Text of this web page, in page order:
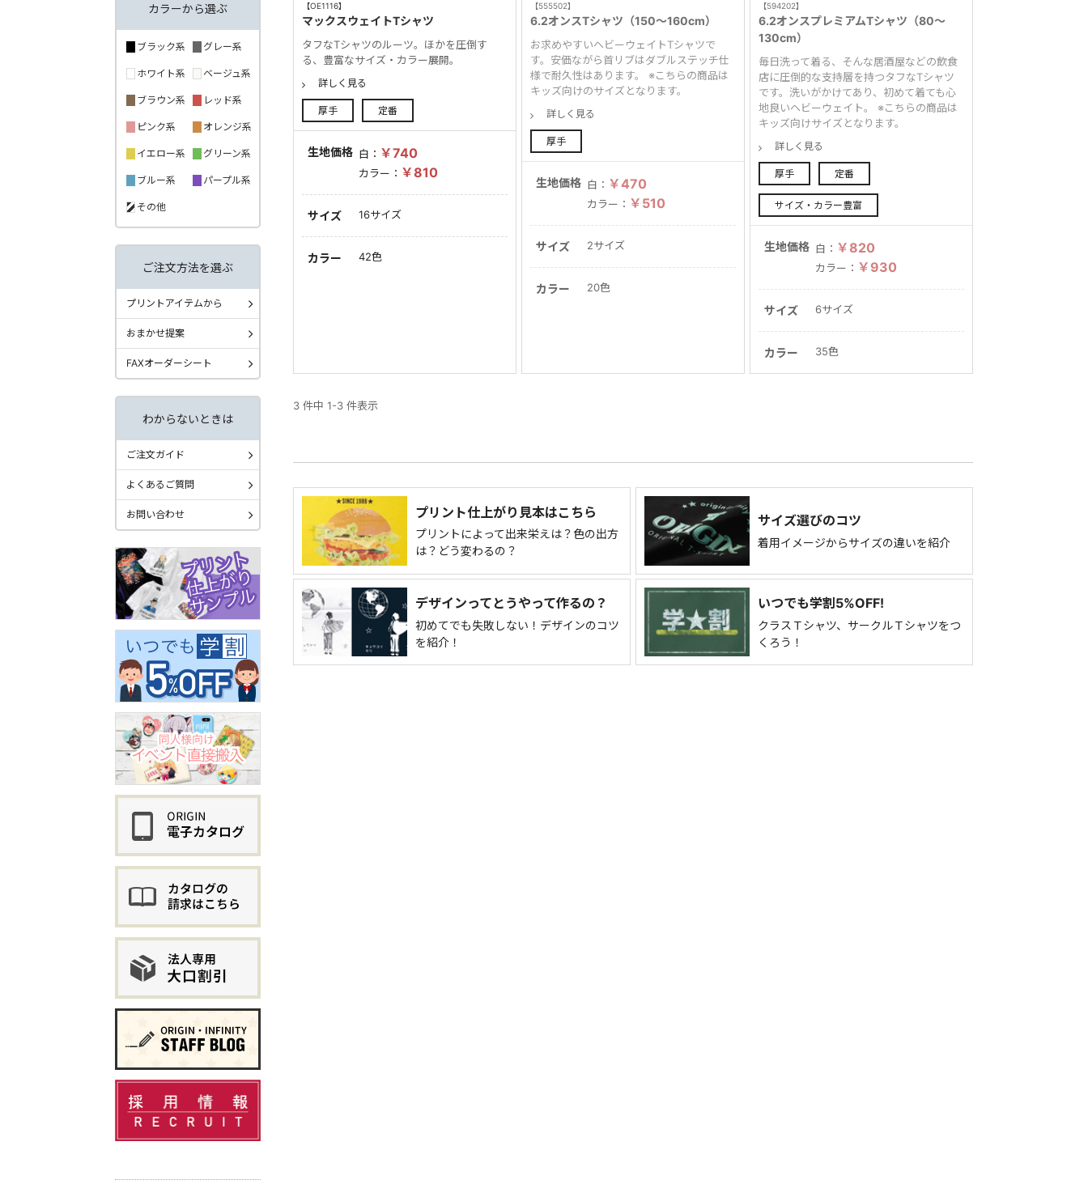
【OE1116】
マックスウェイトTシャツ
タフなTシャツのルーツ。ほかを圧倒す
る、豊富なサイズ・カラー展開。
詳しく見る
厚手 定番
生地価格 白： ￥740
カラー： ￥810
サイズ 16サイズ
カラー 42色
【555502】
6.2オンスTシャツ（150～160cm）
お求めやすいヘビーウェイトTシャツで
す。安価ながら首リブはダブルステッチ仕
様で耐久性はあります。 ※こちらの商品は
キッズ向けのサイズとなります。
詳しく見る
厚手
生地価格 白： ￥470
カラー： ￥510
サイズ 2サイズ
カラー 20色
【594202】
6.2オンスプレミアムTシャツ（80～
130cm）
毎日洗って着る、そんな居酒屋などの飲食
店に圧倒的な支持層を持つタフなTシャツ
です。洗いがかけてあり、初めて着ても心
地良いヘビーウェイト。 ※こちらの商品は
キッズ向けサイズとなります。
詳しく見る
厚手 定番
サイズ・カラー豊富
生地価格 白： ￥820
カラー： ￥930
サイズ 6サイズ
カラー 35色
3 件中 1-3 件表示
プリント仕上がり見本はこちら
プリントによって出来栄えは？色の出方
は？どう変わるの？
サイズ選びのコツ
着用イメージからサイズの違いを紹介
デザインってとうやって作るの？
初めてでも失敗しない！デザインのコツ
を紹介！
いつでも学割5%OFF!
クラスＴシャツ、サークルＴシャツをつ
くろう！
カラーから選ぶ
ブラック系 グレー系
ホワイト系 ベージュ系
ブラウン系 レッド系
ピンク系 オレンジ系
イエロー系 グリーン系
ブルー系 パープル系
その他
ご注文方法を選ぶ
プリントアイテムから
おまかせ提案
FAXオーダーシート
わからないときは
ご注文ガイド
よくあるご質問
お問い合わせ